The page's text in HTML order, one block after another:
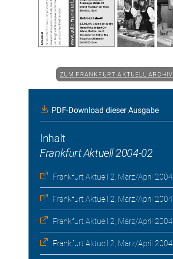
ZUM FRANKFURT AKTUELL ARCHIV
PDF-Download dieser Ausgabe
Inhalt
Frankfurt Aktuell 2004-02
Frankfurt Aktuell 2, März/April 2004
Frankfurt Aktuell 2, März/April 2004
Frankfurt Aktuell 2, März/April 2004
Frankfurt Aktuell 2, März/April 2004